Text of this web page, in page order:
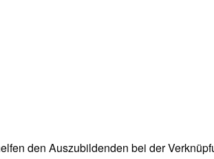
den Auszubildenden bei der